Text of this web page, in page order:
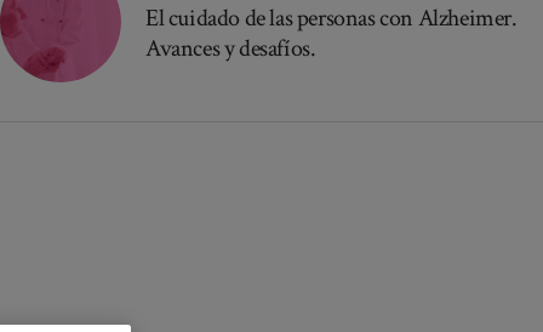
El cuidado de las personas con Alzheimer.
Avances y desafíos.